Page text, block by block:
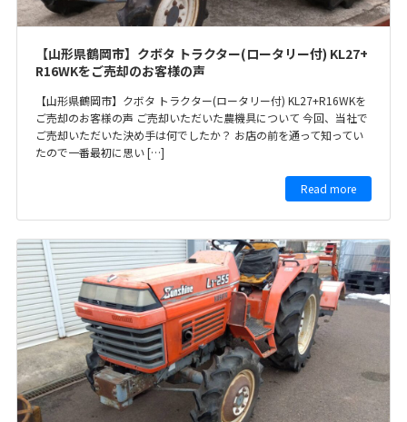
【山形県鶴岡市】クボタ トラクター(ロータリー付) KL27+
R16WKをご売却のお客様の声
【山形県鶴岡市】クボタ トラクター(ロータリー付) KL27+R16WKを
ご売却のお客様の声 ご売却いただいた農機具について 今回、当社で
ご売却いただいた決め手は何でしたか？ お店の前を通って知ってい
たので一番最初に思い […]
Read more